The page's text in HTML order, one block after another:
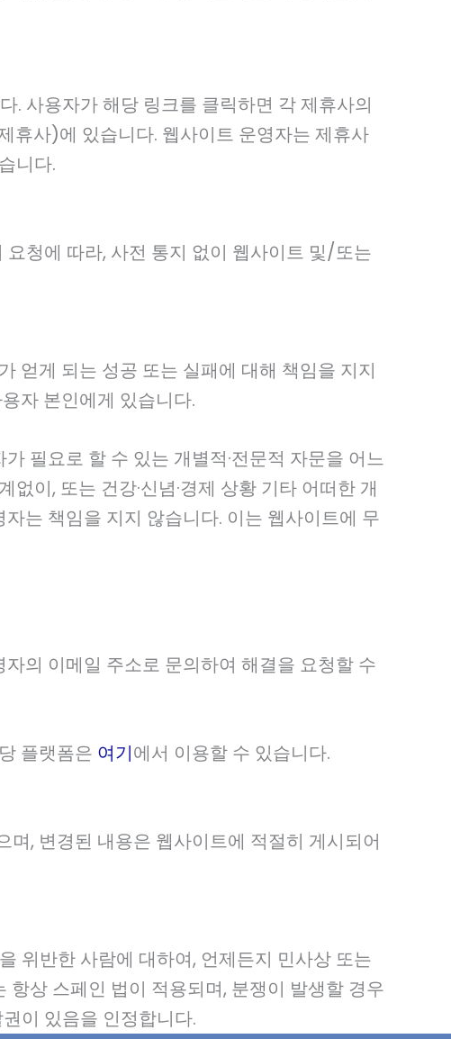
사용자가 해당 링크를 클릭하면 각 제휴사의
휴사)에 있습니다. 웹사이트 운영자는 제휴사
니다.
청에 따라, 사전 통지 없이 웹사이트 및/또는
얻게 되는 성공 또는 실패에 대해 책임을 지지
자 본인에게 있습니다.
필요로 할 수 있는 개별적·전문적 자문을 어느
이, 또는 건강·신념·경제 상황 기타 어떠한 개
는 책임을 지지 않습니다. 이는 웹사이트에 무
의 이메일 주소로 문의하여 해결을 요청할 수
플랫폼은 여기에서 이용할 수 있습니다.
, 변경된 내용은 웹사이트에 적절히 게시되어
위반한 사람에 대하여, 언제든지 민사상 또는
상 스페인 법이 적용되며, 분쟁이 발생할 경우
이 있음을 인정합니다.